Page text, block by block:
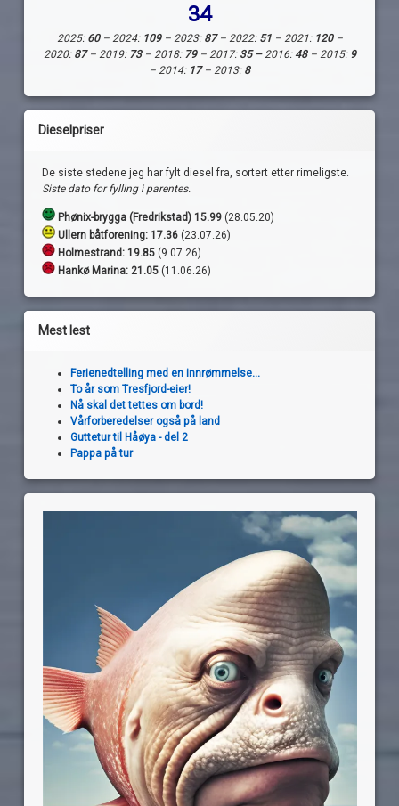
34
2025: 60– 2024: 109– 2023: 87– 2022: 51– 2021: 120–
2020: 87– 2019: 73– 2018: 79– 2017: 35 –2016:48– 2015: 9
– 2014: 17– 2013: 8
Dieselpriser
De siste stedene jeg har fylt diesel fra, sortert etter rimeligste.
Siste dato for fylling i parentes.
Phønix-brygga (Fredrikstad) 15.99 (28.05.20)
Ullern båtforening: 17.36 (23.07.26)
Holmestrand: 19.85 (9.07.26)
Hankø Marina: 21.05 (11.06.26)
Mest lest
Ferienedtelling med en innrømmelse...
To år som Tresfjord-eier!
Nå skal det tettes om bord!
Vårforberedelser også på land
Guttetur til Håøya - del 2
Pappa på tur